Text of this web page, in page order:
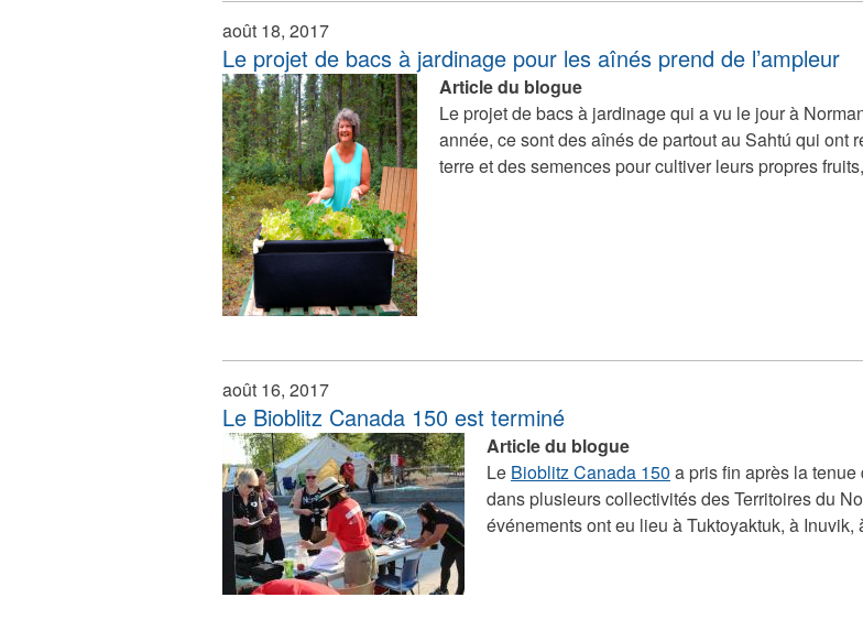
août 18, 2017
Le projet de bacs à jardinage pour les aînés prend de l’ampleur
Article du blogue
Le projet de bacs à jardinage qui a vu le jour à
année, ce sont des aînés de partout au Sahtú qui ont
terre et des semences pour cultiver leurs propres
août 16, 2017
Le Bioblitz Canada 150 est terminé
Article du blogue
Le Bioblitz Canada 150 a pris fin après la
dans plusieurs collectivités des Territoires du
événements ont eu lieu à Tuktoyaktuk, à